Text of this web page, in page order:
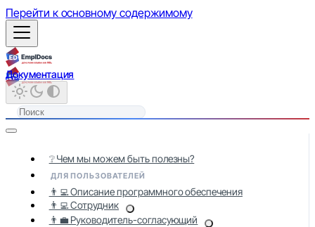
Перейти к основному содержимому
Документация
❔ Чем мы можем быть полезны?
ДЛЯ ПОЛЬЗОВАТЕЛЕЙ
👨‍💻 Описание программного обеспечения
👨‍💻 Сотрудник
👨‍💼 Руководитель-согласующий